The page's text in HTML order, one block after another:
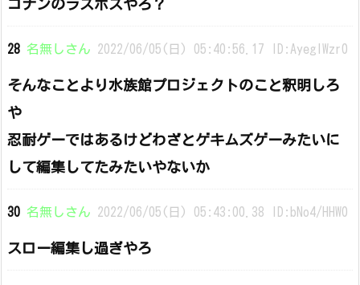
コナンのラスボスやろ？
28 名無しさん 2022/06/05(日) 05:40:56.17 ID:AyeglWzr0
そんなことより水族館プロジェクトのこと釈明しろ
や
忍耐ゲーではあるけどわざとゲキムズゲーみたいに
して編集してたみたいやないか
30 名無しさん 2022/06/05(日) 05:43:00.38 ID:bNo4/HHW0
スロー編集し過ぎやろ